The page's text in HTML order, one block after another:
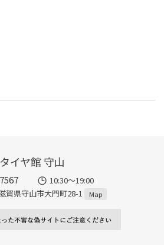
タイヤ館 守山
10:30～19:00
賀県守山市大門町28-1
Map